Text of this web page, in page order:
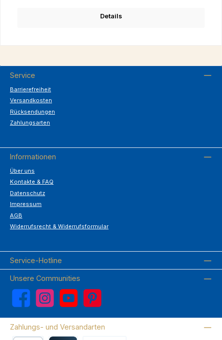
Details
Service
Barrierefreiheit
Versandkosten
Rücksendungen
Zahlungsarten
Informationen
Über uns
Kontakte & FAQ
Datenschutz
Impressum
AGB
Widerrufsrecht & Widerrufsformular
Service-Hotline
Unsere Communities
Facebook Instagram YouTube Pinterest
Zahlungs- und Versandarten